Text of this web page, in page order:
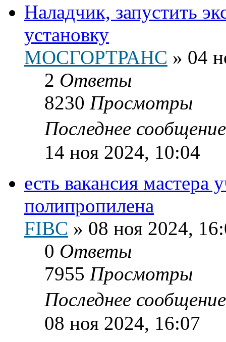
Наладчик, запустить
установку
МОСГОРТРАНС » 04
2 Ответы
8230 Просмотры
Последнее
14 ноя 2024, 10:04
есть вакансия мастера
полипропилена
FIBC » 08 ноя 2024,
0 Ответы
7955 Просмотры
Последнее
08 ноя 2024, 16:07